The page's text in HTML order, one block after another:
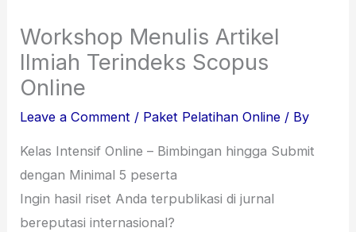
Workshop Menulis Artikel
Ilmiah Terindeks Scopus
Online
Leave a Comment / Paket Pelatihan Online / By
Kelas Intensif Online – Bimbingan hingga Submit
dengan Minimal 5 peserta
Ingin hasil riset Anda terpublikasi di jurnal
bereputasi internasional?